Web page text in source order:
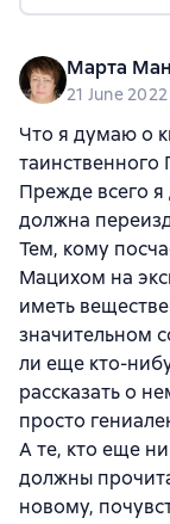
Марта
21 June 2022
Что я думаю о
таинственного
Прежде всего я
должна
Тем, кому
Мацихом на
иметь
значительном
ли еще кто-
рассказать о
просто
А те, кто еще
должны
новому,